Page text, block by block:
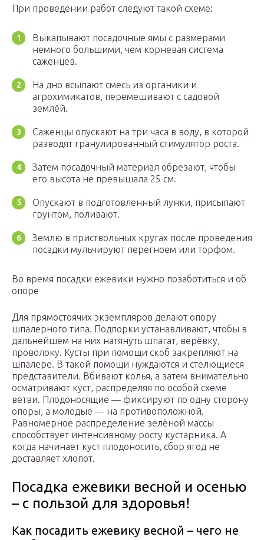
При проведении работ следуют такой схеме:
Выкапывают посадочные ямы с размерами
немного большими, чем корневая система
саженцев.
На дно всыпают смесь из органики и
агрохимикатов, перемешивают с садовой
землёй.
Саженцы опускают на три часа в воду, в которой
разводят гранулированный стимулятор роста.
Затем посадочный материал обрезают, чтобы
его высота не превышала 25 см.
Опускают в подготовленный лунки, присыпают
грунтом, поливают.
Землю в приствольных кругах после проведения
посадки мульчируют перегноем или торфом.
Во время посадки ежевики нужно позаботиться и об
опоре
Для прямостоячих экземпляров делают опору
шпалерного типа. Подпорки устанавливают, чтобы в
дальнейшем на них натянуть шпагат, верёвку,
проволоку. Кусты при помощи скоб закрепляют на
шпалере. В такой помощи нуждаются и стелющиеся
представители. Вбивают колья, а затем внимательно
осматривают куст, распределяя по особой схеме
ветви. Плодоносящие — фиксируют по одну сторону
опоры, а молодые — на противоположной.
Равномерное распределение зелёной массы
способствует интенсивному росту кустарника. А
когда начинает куст плодоносить, сбор ягод не
доставляет хлопот.
Посадка ежевики весной и осенью
– с пользой для здоровья!
Как посадить ежевику весной – чего не